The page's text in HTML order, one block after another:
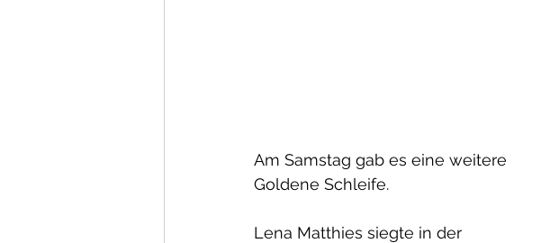
Am Samstag gab es eine weitere
Goldene Schleife.
Lena Matthies siegte in der